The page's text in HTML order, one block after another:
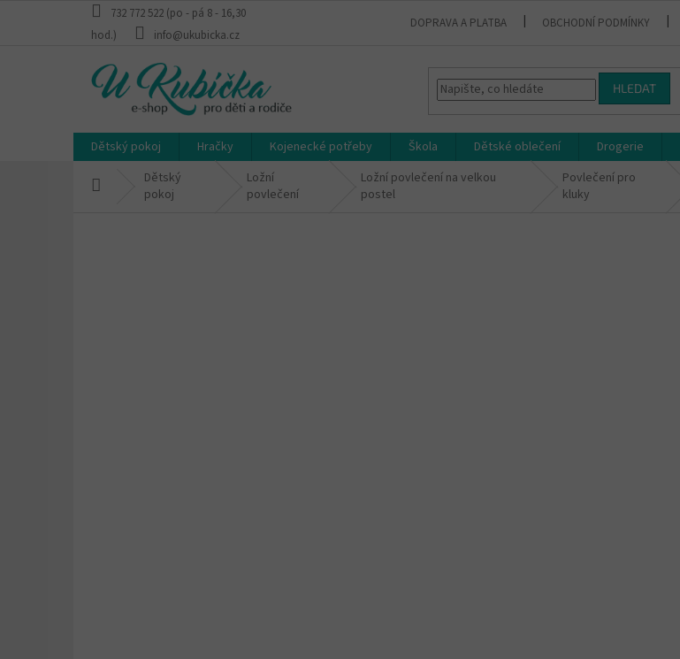
732 772 522 (po - pá 8 - 16,30
hod.)
info@ukubicka.cz
DOPRAVA A PLATBA OBCHODNÍ PODMÍNKY
HLEDAT
Dětský pokoj Hračky Kojenecké potřeby Škola Dětské oblečení Drogerie
Dětský
pokoj
Ložní
povlečení
Ložní povlečení na velkou
postel
Povlečení pro
kluky